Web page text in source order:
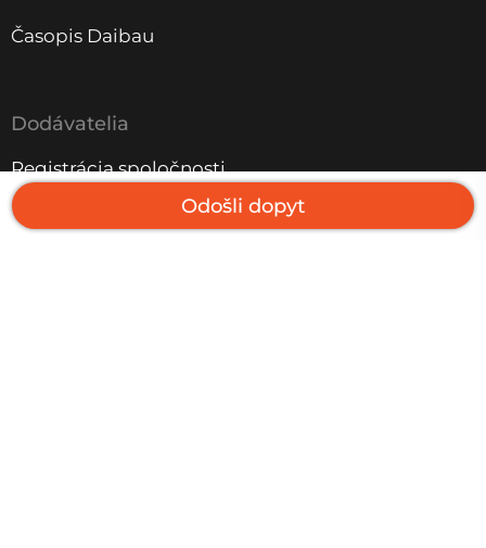
Odošli dopyt
Časopis Daibau
Dodávatelia
Registrácia spoločnosti
Aktuálne projekty